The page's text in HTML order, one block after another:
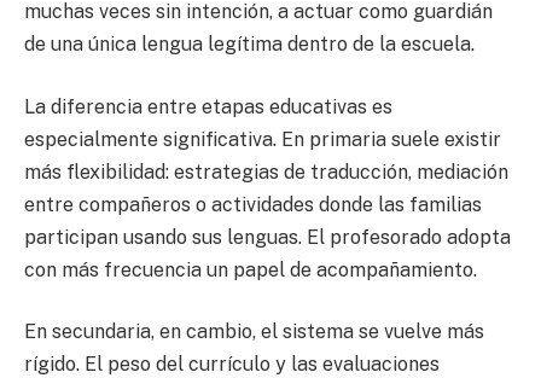
muchas veces sin intención, a actuar como guardián
de una única lengua legítima dentro de la escuela.
La diferencia entre etapas educativas es
especialmente significativa. En primaria suele existir
más flexibilidad: estrategias de traducción, mediación
entre compañeros o actividades donde las familias
participan usando sus lenguas. El profesorado adopta
con más frecuencia un papel de acompañamiento.
En secundaria, en cambio, el sistema se vuelve más
rígido. El peso del currículo y las evaluaciones